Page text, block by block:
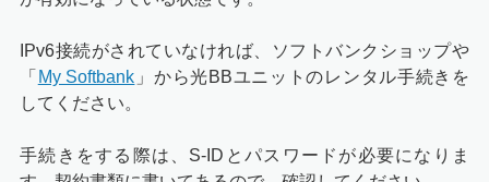
IPv6接続がされていなければ、ソフトバンクショップや
「 My Softbank 」から光BBユニットのレンタル手続きを
してください。
手続きをする際は、S-IDとパスワードが必要になりま